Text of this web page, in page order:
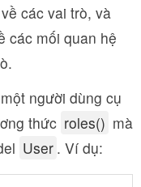
các vai trò, và
các mối quan hệ
người dùng cụ
thức roles() mà
User . Ví dụ: